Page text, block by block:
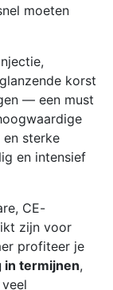
moeten
korst
— een must
en sterke
en intensief
CE-
zijn voor
profiteer je
in termijnen,